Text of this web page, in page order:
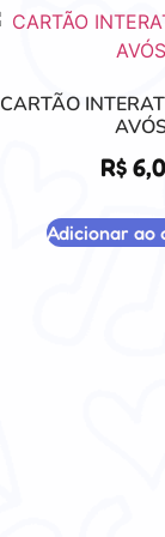
CARTÃO
R$
Adicionar ao